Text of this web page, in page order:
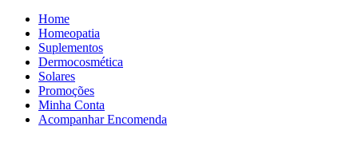
Home
Homeopatia
Suplementos
Dermocosmética
Solares
Promoções
Minha Conta
Acompanhar Encomenda